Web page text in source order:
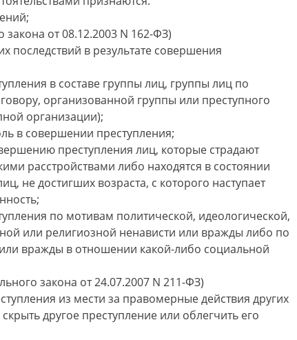
закона от 08.12.2003 N 162-ФЗ)
последствий в результате совершения
в составе группы лиц, группы лиц по
организованной группы или преступного
организации);
в совершении преступления;
преступления лиц, которые страдают
расстройствами либо находятся в состоянии
не достигших возраста, с которого наступает
по мотивам политической, идеологической,
или религиозной ненависти или вражды либо по
вражды в отношении какой-либо социальной
закона от 24.07.2007 N 211-ФЗ)
из мести за правомерные действия других
другое преступление или облегчить его